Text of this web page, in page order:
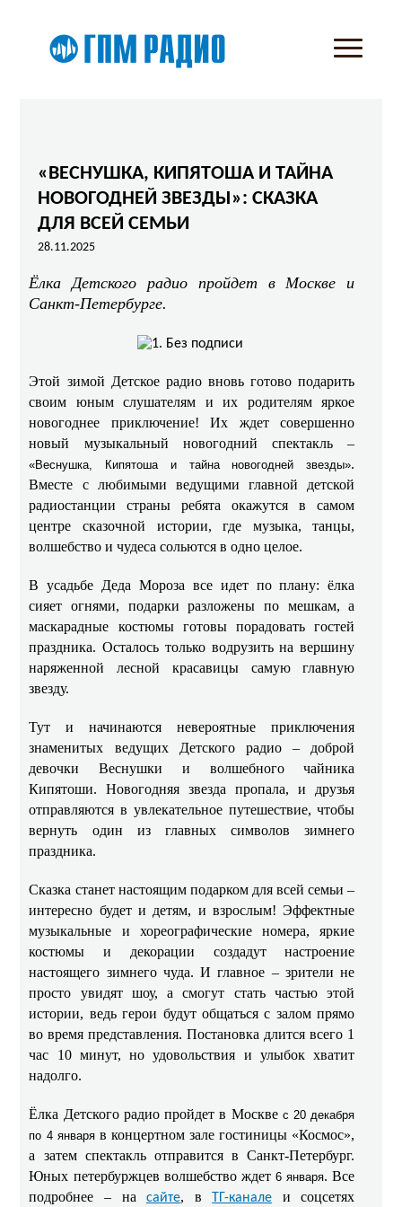
«ВЕСНУШКА, КИПЯТОША И ТАЙНА
НОВОГОДНЕЙ ЗВЕЗДЫ»: СКАЗКА
ДЛЯ ВСЕЙ СЕМЬИ
28.11.2025
Ёлка Детского радио пройдет в Москве и
Санкт-Петербурге.
Этой зимой Детское радио вновь готово подарить
своим юным слушателям и их родителям яркое
новогоднее приключение! Их ждет совершенно
новый музыкальный новогодний спектакль –
«Веснушка, Кипятоша и тайна новогодней звезды».
Вместе с любимыми ведущими главной детской
радиостанции страны ребята окажутся в самом
центре сказочной истории, где музыка, танцы,
волшебство и чудеса сольются в одно целое.
В усадьбе Деда Мороза все идет по плану: ёлка
сияет огнями, подарки разложены по мешкам, а
маскарадные костюмы готовы порадовать гостей
праздника. Осталось только водрузить на вершину
наряженной лесной красавицы самую главную
звезду.
Тут и начинаются невероятные приключения
знаменитых ведущих Детского радио – доброй
девочки Веснушки и волшебного чайника
Кипятоши. Новогодняя звезда пропала, и друзья
отправляются в увлекательное путешествие, чтобы
вернуть один из главных символов зимнего
праздника.
Сказка станет настоящим подарком для всей семьи –
интересно будет и детям, и взрослым! Эффектные
музыкальные и хореографические номера, яркие
костюмы и декорации создадут настроение
настоящего зимнего чуда. И главное – зрители не
просто увидят шоу, а смогут стать частью этой
истории, ведь герои будут общаться с залом прямо
во время представления. Постановка длится всего 1
час 10 минут, но удовольствия и улыбок хватит
надолго.
Ёлка Детского радио пройдет в Москве с 20 декабря
по 4 январяв концертном зале гостиницы «Космос»,
а затем спектакль отправится в Санкт-Петербург.
Юных петербуржцев волшебство ждет 6 января. Все
подробнее – насайте, вТГ-канале и соцсетях